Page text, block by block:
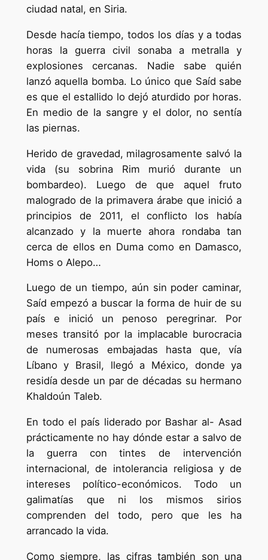
ciudad natal, en Siria.
Desde hacía tiempo, todos los días y a todas
horas la guerra civil sonaba a metralla y
explosiones cercanas. Nadie sabe quién
lanzó aquella bomba. Lo único que Saíd sabe
es que el estallido lo dejó aturdido por horas.
En medio de la sangre y el dolor, no sentía
las piernas.
Herido de gravedad, milagrosamente salvó la
vida (su sobrina Rim murió durante un
bombardeo). Luego de que aquel fruto
malogrado de la primavera árabe que inició a
principios de 2011, el conflicto los había
alcanzado y la muerte ahora rondaba tan
cerca de ellos en Duma como en Damasco,
Homs o Alepo…
Luego de un tiempo, aún sin poder caminar,
Saíd empezó a buscar la forma de huir de su
país e inició un penoso peregrinar. Por
meses transitó por la implacable burocracia
de numerosas embajadas hasta que, vía
Líbano y Brasil, llegó a México, donde ya
residía desde un par de décadas su hermano
Khaldoún Taleb.
En todo el país liderado por Bashar al- Asad
prácticamente no hay dónde estar a salvo de
la guerra con tintes de intervención
internacional, de intolerancia religiosa y de
intereses político-económicos. Todo un
galimatías que ni los mismos sirios
comprenden del todo, pero que les ha
arrancado la vida.
Como siempre, las cifras también son una